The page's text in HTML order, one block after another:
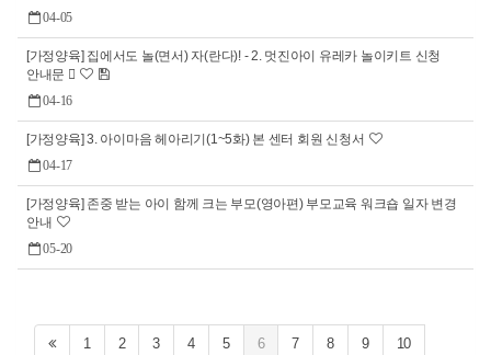
04-05
[가정양육] 집에서도 놀(면서) 자(란다)! - 2. 멋진아이 유레카 놀이키트 신청
안내문 
04-16
[가정양육] 3. 아이마음 헤아리기(1~5화) 본 센터 회원 신청서
04-17
[가정양육] 존중 받는 아이 함께 크는 부모(영아편) 부모교육 워크숍 일자 변경
안내
05-20
1 2 3 4 5 6 7 8 9 10